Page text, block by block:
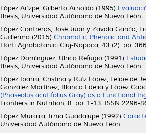
López Arízpe, Gilberto Arnoldo (1995)
thesis, Universidad Autónoma de Nuevo León.
López Contreras, José Juan y Zavala García,
Guillermo (2015) Chromatic, Phenolic and
Horti Agrobotanici Cluj-Napoca, 43 (2). pp.
López Domínguez, Ulrico Refugio (1991)
thesis, Universidad Autónoma de Nuevo León.
López Ibarra, Cristina y Ruíz López, Felipe de
González Martínez, Blanca Edelia y López
(Phaseolus acutifolius Gray) as a Functional
Frontiers in Nutrition, 8. pp. 1-13. ISSN 2296-
López Muraira, Irma Guadalupe (1992)
Universidad Autónoma de Nuevo León.